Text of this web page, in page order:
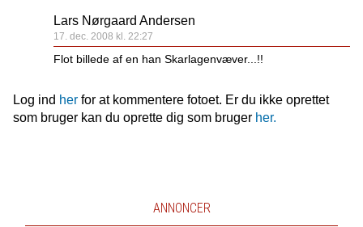
Lars Nørgaard Andersen
17. dec. 2008 kl. 22:27
Flot billede af en han Skarlagenvæver...!!
Log ind herfor at kommentere fotoet. Er du ikke oprettet
som bruger kan du oprette dig som bruger her.
ANNONCER